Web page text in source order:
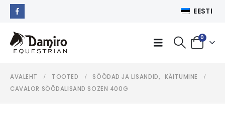
EESTI
0
AVALEHT TOOTED SÖÖDAD JA LISANDID,
KÄITUMINE
CAVALOR SÖÖDALISAND SOZEN 400G